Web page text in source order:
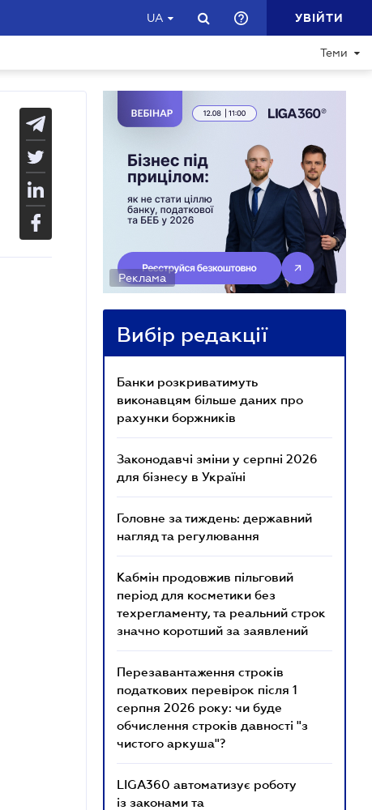
UA УВІЙТИ
Теми
Реклама
Вибір редакції
Банки розкриватимуть
виконавцям більше даних про
рахунки боржників
Законодавчі зміни у серпні 2026
для бізнесу в Україні
Головне за тиждень: державний
нагляд та регулювання
Кабмін продовжив пільговий
період для косметики без
техрегламенту, та реальний строк
значно коротший за заявлений
Перезавантаження строків
податкових перевірок після 1
серпня 2026 року: чи буде
обчислення строків давності "з
чистого аркуша"?
LIGA360 автоматизує роботу
із законами та